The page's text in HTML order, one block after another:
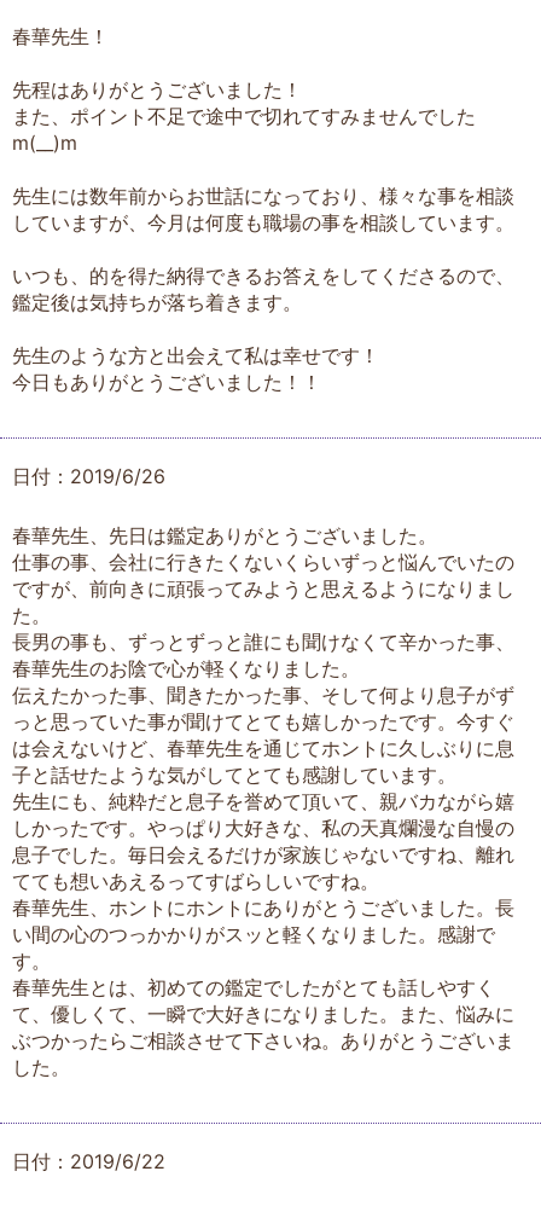
春華先生！
先程はありがとうございました！
また、ポイント不足で途中で切れてすみませんでした
m(__)m
先生には数年前からお世話になっており、様々な事を相談
していますが、今月は何度も職場の事を相談しています。
いつも、的を得た納得できるお答えをしてくださるので、
鑑定後は気持ちが落ち着きます。
先生のような方と出会えて私は幸せです！
今日もありがとうございました！！
日付：2019/6/26
春華先生、先日は鑑定ありがとうございました。
仕事の事、会社に行きたくないくらいずっと悩んでいたの
ですが、前向きに頑張ってみようと思えるようになりまし
た。
長男の事も、ずっとずっと誰にも聞けなくて辛かった事、
春華先生のお陰で心が軽くなりました。
伝えたかった事、聞きたかった事、そして何より息子がず
っと思っていた事が聞けてとても嬉しかったです。今すぐ
は会えないけど、春華先生を通じてホントに久しぶりに息
子と話せたような気がしてとても感謝しています。
先生にも、純粋だと息子を誉めて頂いて、親バカながら嬉
しかったです。やっぱり大好きな、私の天真爛漫な自慢の
息子でした。毎日会えるだけが家族じゃないですね、離れ
てても想いあえるってすばらしいですね。
春華先生、ホントにホントにありがとうございました。長
い間の心のつっかかりがスッと軽くなりました。感謝で
す。
春華先生とは、初めての鑑定でしたがとても話しやすく
て、優しくて、一瞬で大好きになりました。また、悩みに
ぶつかったらご相談させて下さいね。ありがとうございま
した。
日付：2019/6/22